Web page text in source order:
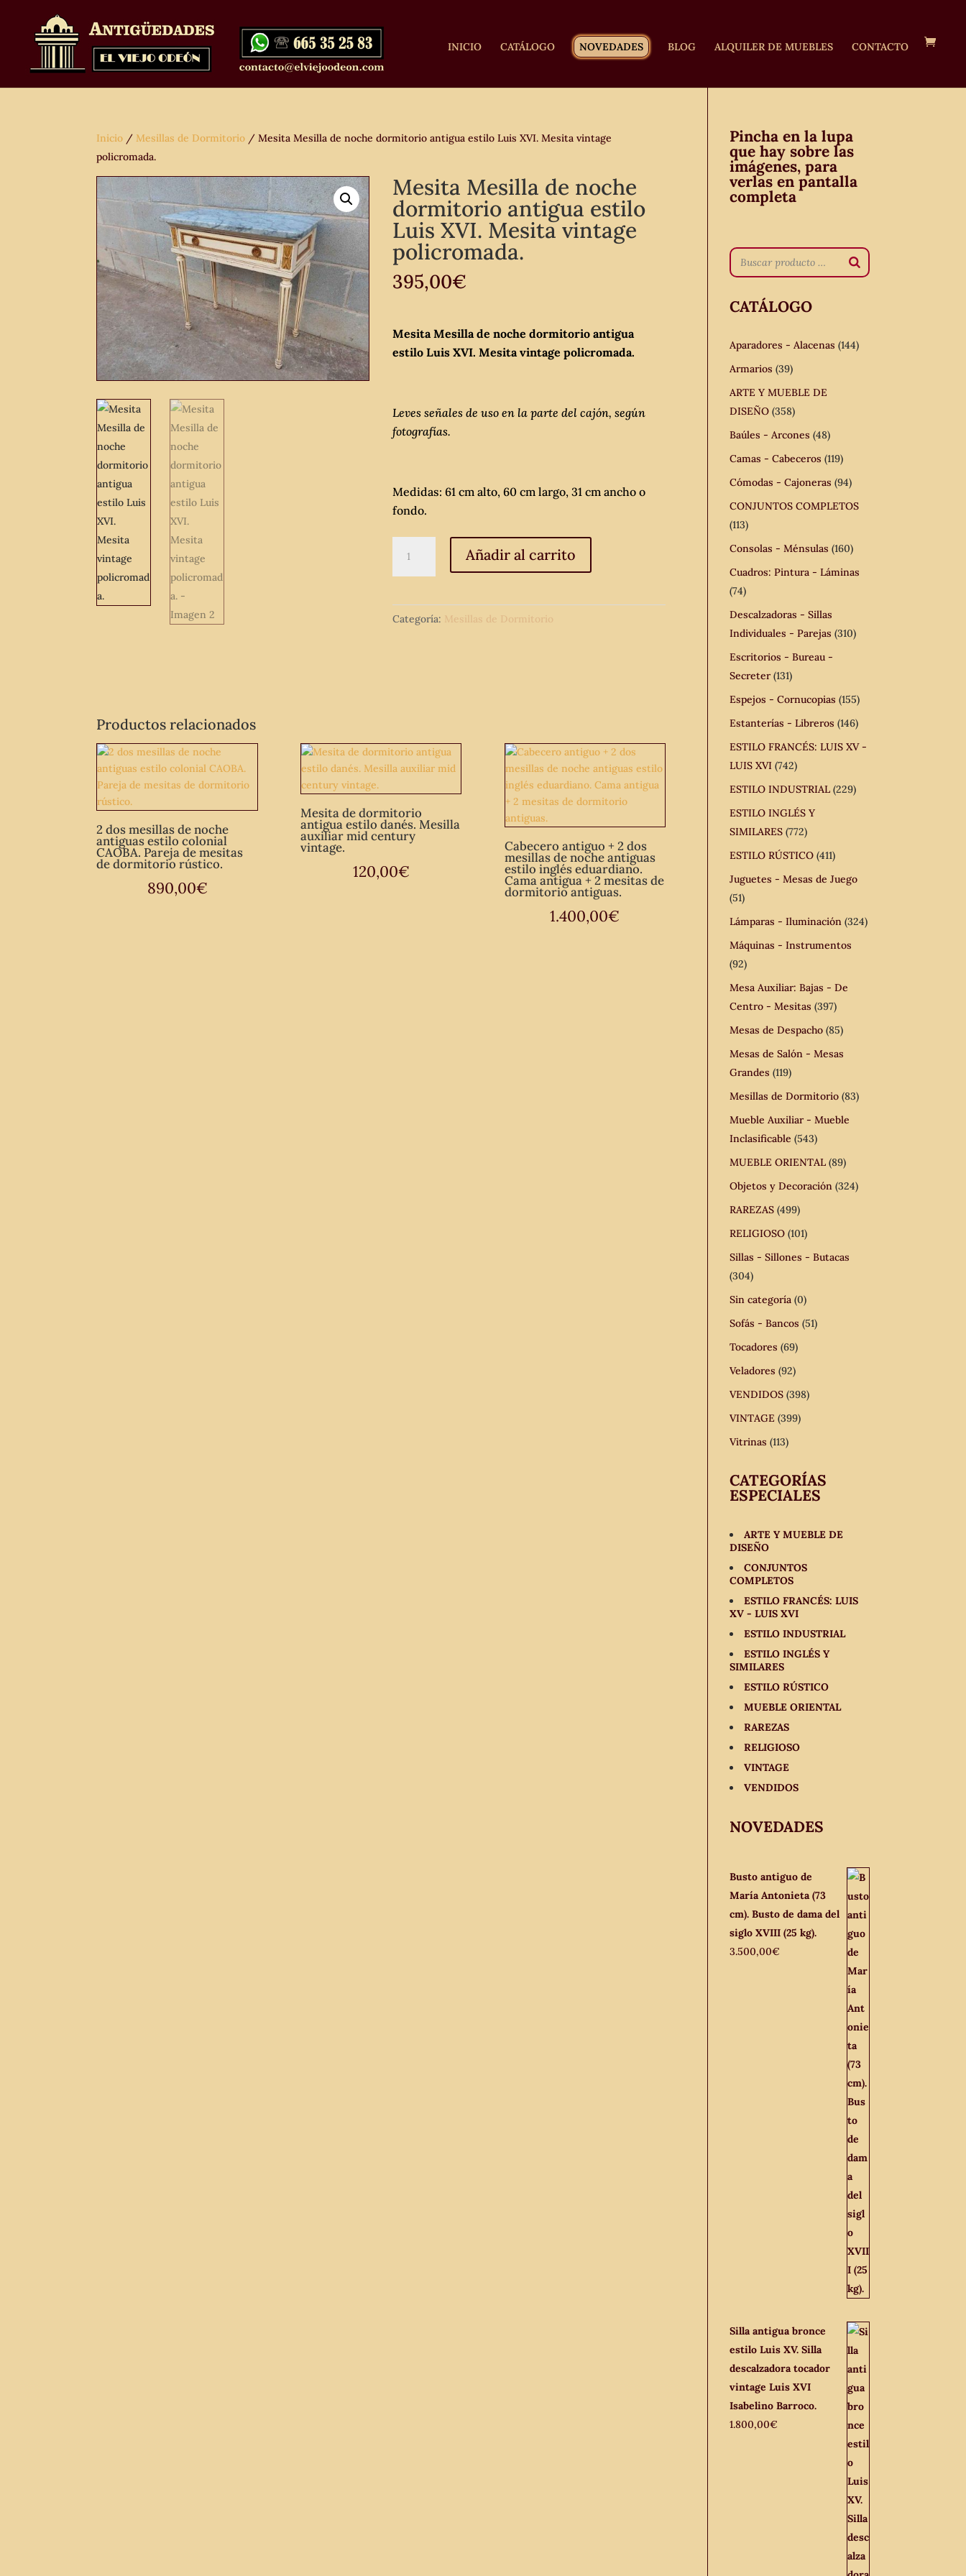
INICIO CATÁLOGO NOVEDADES BLOG ALQUILER DE MUEBLES CONTACTO
Inicio / Mesillas de Dormitorio / Mesita Mesilla de noche dormitorio antigua estilo Luis XVI. Mesita vintage
policromada.
Mesita Mesilla de noche
dormitorio antigua estilo
Luis XVI. Mesita vintage
policromada.
395,00€
Mesita Mesilla de noche dormitorio antigua
estilo Luis XVI. Mesita vintage policromada.
Leves señales de uso en la parte del cajón, según
fotografías.
Medidas: 61 cm alto, 60 cm largo, 31 cm ancho o
fondo.
Mesilla
noche
dormitorio
policromada.
cantidad
Añadir al carrito
Categoría: Mesillas de Dormitorio
Productos relacionados
2 dos mesillas de noche
antiguas estilo colonial
CAOBA. Pareja de mesitas
de dormitorio rústico.
890,00€
Mesita de dormitorio
antigua estilo danés. Mesilla
auxiliar mid century
vintage.
120,00€
Cabecero antiguo + 2 dos
mesillas de noche antiguas
estilo inglés eduardiano.
Cama antigua + 2 mesitas de
dormitorio antiguas.
1.400,00€
Pincha en la lupa
que hay sobre las
imágenes, para
verlas en pantalla
completa
CATÁLOGO
Aparadores - Alacenas (144)
Armarios (39)
ARTE Y MUEBLE DE
DISEÑO (358)
Baúles - Arcones (48)
Camas - Cabeceros (119)
Cómodas - Cajoneras (94)
CONJUNTOS COMPLETOS
(113)
Consolas - Ménsulas (160)
Cuadros: Pintura - Láminas
(74)
Descalzadoras - Sillas
Individuales - Parejas (310)
Escritorios - Bureau -
Secreter (131)
Espejos - Cornucopias (155)
Estanterías - Libreros (146)
ESTILO FRANCÉS: LUIS XV -
LUIS XVI (742)
ESTILO INDUSTRIAL (229)
ESTILO INGLÉS Y
SIMILARES (772)
ESTILO RÚSTICO (411)
Juguetes - Mesas de Juego
(51)
Lámparas - Iluminación (324)
Máquinas - Instrumentos
(92)
Mesa Auxiliar: Bajas - De
Centro - Mesitas (397)
Mesas de Despacho (85)
Mesas de Salón - Mesas
Grandes (119)
Mesillas de Dormitorio (83)
Mueble Auxiliar - Mueble
Inclasificable (543)
MUEBLE ORIENTAL (89)
Objetos y Decoración (324)
RAREZAS (499)
RELIGIOSO (101)
Sillas - Sillones - Butacas
(304)
Sin categoría (0)
Sofás - Bancos (51)
Tocadores (69)
Veladores (92)
VENDIDOS (398)
VINTAGE (399)
Vitrinas (113)
CATEGORÍAS
ESPECIALES
ARTE Y MUEBLE DE
DISEÑO
CONJUNTOS
COMPLETOS
ESTILO FRANCÉS: LUIS
XV - LUIS XVI
ESTILO INDUSTRIAL
ESTILO INGLÉS Y
SIMILARES
ESTILO RÚSTICO
MUEBLE ORIENTAL
RAREZAS
RELIGIOSO
VINTAGE
VENDIDOS
NOVEDADES
Busto antiguo de
María Antonieta (73
cm). Busto de dama del
siglo XVIII (25 kg).
3.500,00€
Silla antigua bronce
estilo Luis XV. Silla
descalzadora tocador
vintage Luis XVI
Isabelino Barroco.
1.800,00€